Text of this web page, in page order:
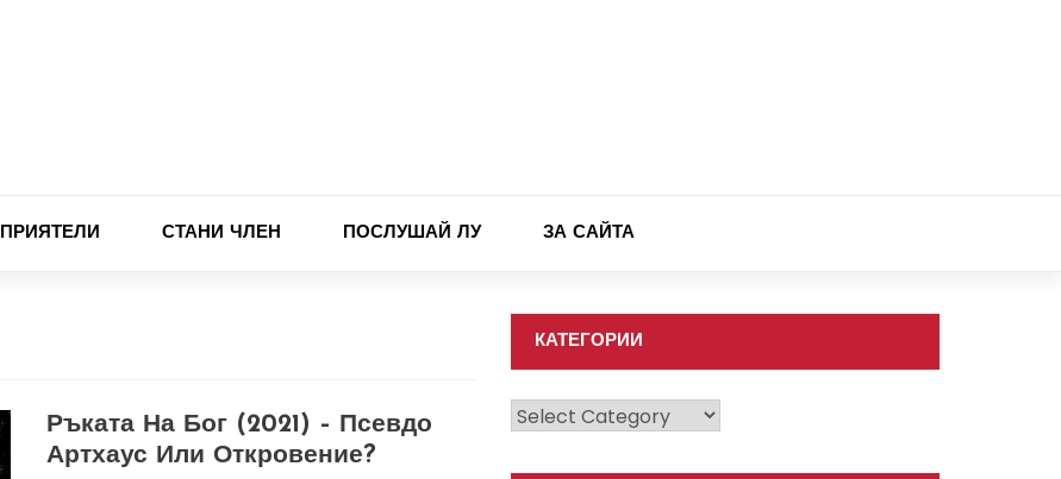
ПРИЯТЕЛИ СТАНИ ЧЛЕН ПОСЛУШАЙ ЛУ ЗА САЙТА
Ръката На Бог (2021) – Псевдо
Артхаус Или Откровение?
КАТЕГОРИИ
Категории